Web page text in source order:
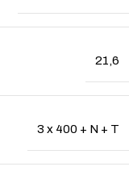
21,6
3 x 400 + N + T